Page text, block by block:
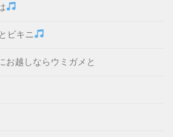
とビキニ
お越しならウミガメと